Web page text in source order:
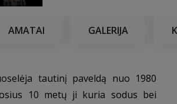
AMATAI GALERIJA
tautinį paveldą nuo 1980
10 metų ji kuria sodus bei